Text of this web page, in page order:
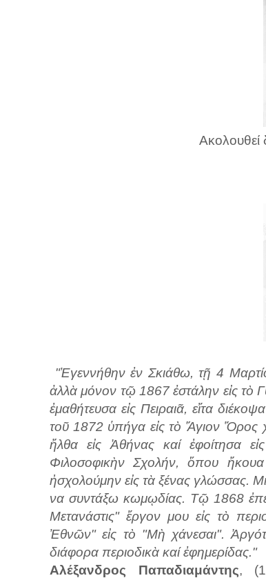
Ακολουθεί
"Ἐγεννήθην ἐν Σκιάθω, τῇ 4
ἀλλὰ μόνον τῷ 1867 ἐστάλην εἰς τὸ
ἐμαθήτευσα εἰς Πειραιᾶ, εἴτα
τοῦ 1872 ὑπήγα εἰς τὸ Ἅγιον Ὅρος
ἤλθα εἰς Ἀθήνας καί ἐφοίτησα
Φιλοσοφικὴν Σχολήν, ὅπου ἤκουα
ἠσχολούμην εἰς τὰ ξένας γλώσσας.
να συντάξω κωμῳδίας. Τῷ 1868
Μετανάστις" ἔργον μου εἰς τὸ
Ἐθνῶν" εἰς τὸ "Μὴ χάνεσαι".
διάφορα περιοδικὰ καί ἐφημερίδας."
Αλέξανδρος Παπαδιαμάντης,